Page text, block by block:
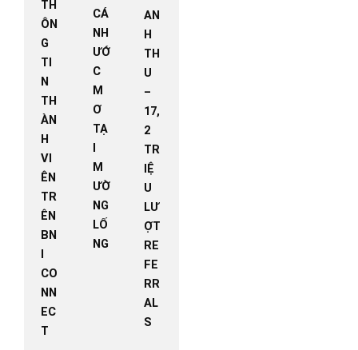
TH
ÔN
G
TI
N
TH
ÀN
H
VI
ÊN
TR
ÊN
BN
I
CO
NN
EC
T
CÁ
NH
ƯỚ
C
M
Ơ
TẠ
I
M
ƯỜ
NG
LỐ
NG
AN
H
TH
U
–
17,
2
TR
IỆ
U
LƯ
ỢT
RE
FE
RR
AL
S